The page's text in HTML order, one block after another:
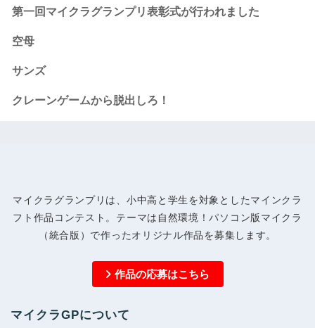
第一回マイクラグランプリ表彰式が行われました
空母
サンズ
クレーンゲームから脱出しろ！
マイクラグランプリは、小中高と学生を対象としたマインクラ
フト作品コンテスト。テーマは自然環境！パソコン版マイクラ
（統合版）で作ったオリジナル作品を募集します。
作品の応募はこちら
マイクラGPについて